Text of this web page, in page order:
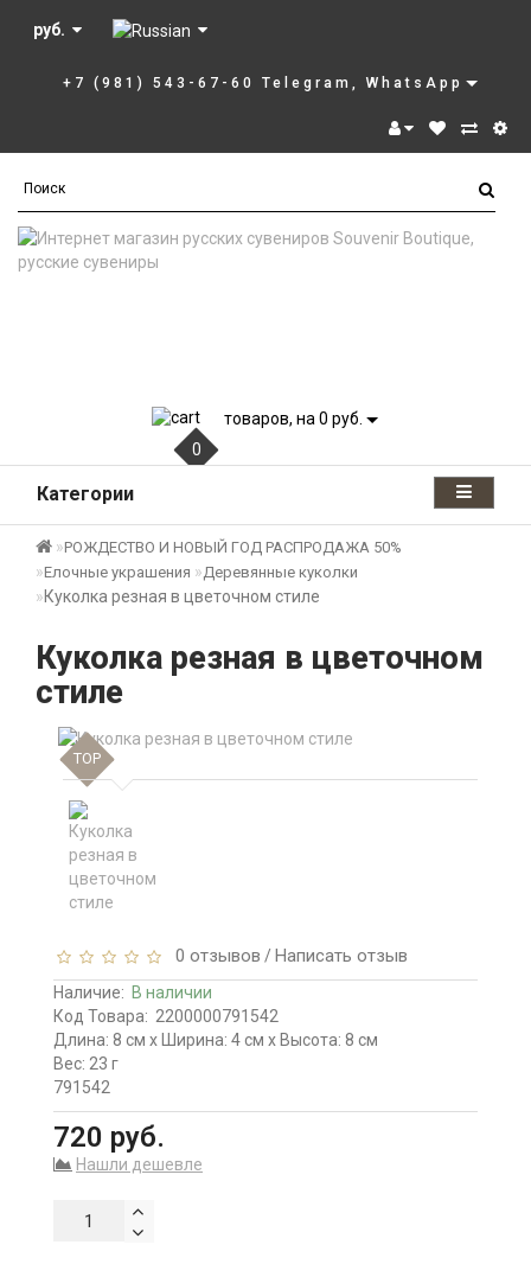
руб.
+7 (981) 543-67-60 Telegram, WhatsApp
0
товаров, на 0 руб.
Категории
РОЖДЕСТВО И НОВЫЙ ГОД РАСПРОДАЖА 50%
Елочные украшения
Деревянные куколки
Куколка резная в цветочном стиле
Куколка резная в цветочном
стиле
TOP
0 отзывов / Написать отзыв
Наличие: В наличии
Код Товара: 2200000791542
Длина: 8 см x Ширина: 4 см x Высота: 8 см
Вес: 23 г
791542
720 руб.
Нашли дешевле